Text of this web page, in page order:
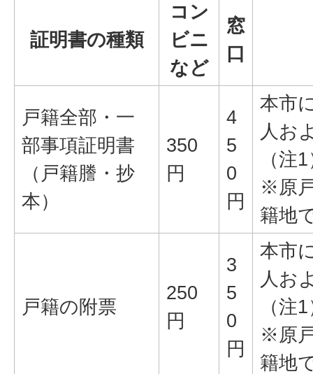
証明書の種類
コン
ビニ
など
窓
口
戸籍全部・一
部事項証明書
（戸籍謄・抄
本）
350
円
4
5
0
円
本市
人お
（注
※原
籍地
戸籍の附票
250
円
3
5
0
円
本市
人お
（注
※原
籍地